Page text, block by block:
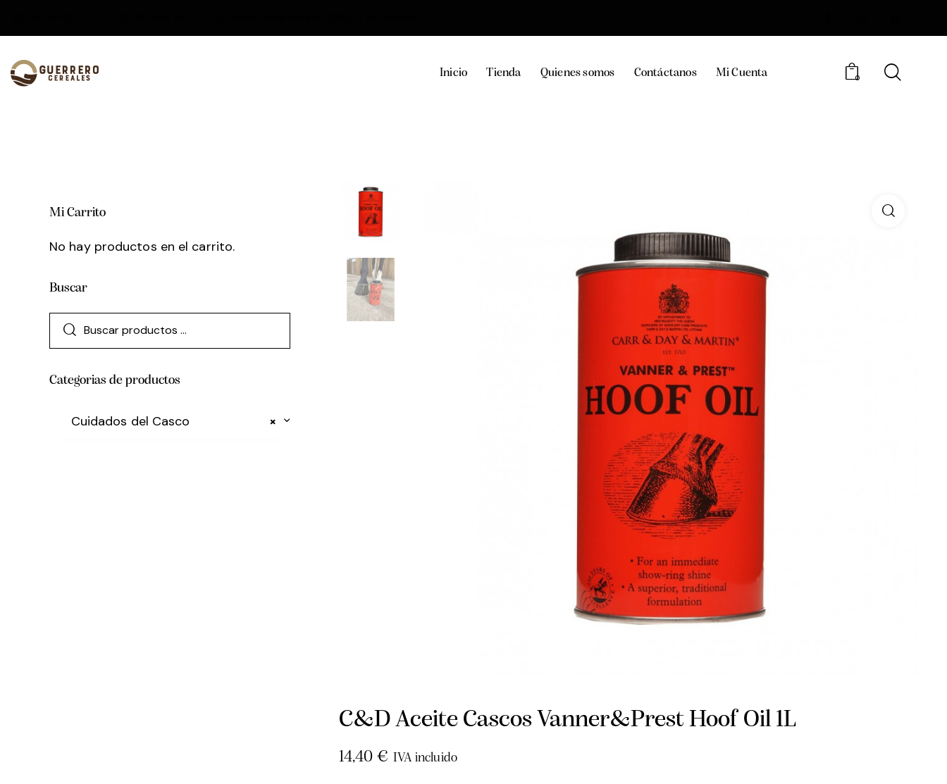
Inicio Tienda Quienes somos Contáctanos Mi Cuenta 0
C&D Aceite Cascos Vanner&Prest Hoof Oil 1L
14,40 € IVA incluido
Mi Carrito
No hay productos en el carrito.
Buscar
Categorias de productos
×
Cuidados del Casco